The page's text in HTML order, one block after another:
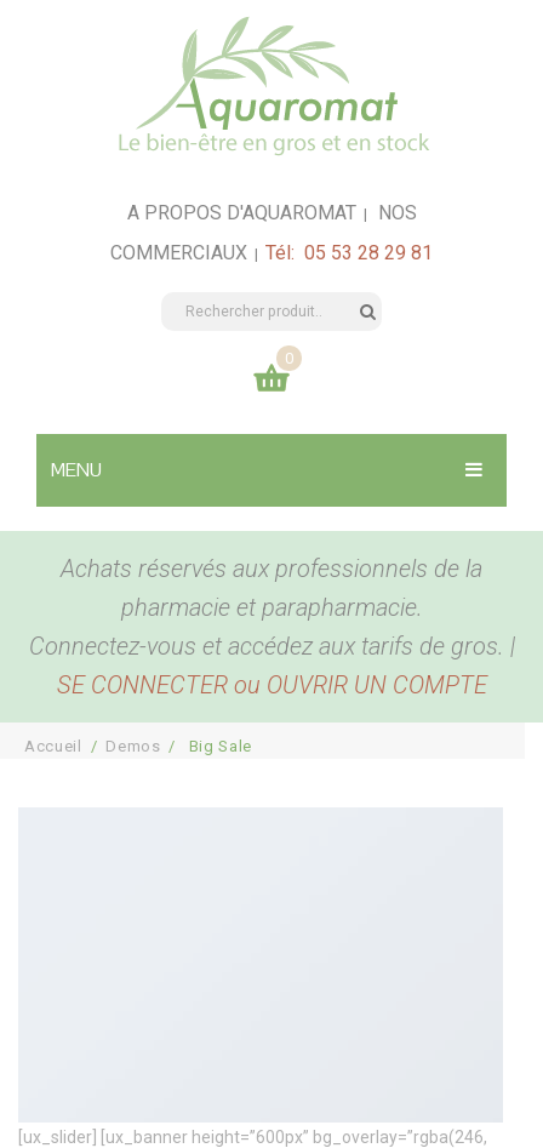
A PROPOS D'AQUAROMAT | NOS
COMMERCIAUX | Tél: 05 53 28 29 81
MENU
SANTÉ & HYGIÈNE
Hygiène buccale et oreilles
Biométrie
Produits de beauté
Coutellerie
BÉBÉ & MAMAN
Pour bébé
ACCESSOIRES
0
Votre panier est vide
TOTAL: 0,00€
Achats réservés aux professionnels de la
pharmacie et parapharmacie.
Connectez-vous et accédez aux tarifs de gros. |
SE CONNECTER ou OUVRIR UN COMPTE
Accueil / Demos / Big Sale
[ux_slider] [ux_banner height=”600px” bg_overlay=”rgba(246,